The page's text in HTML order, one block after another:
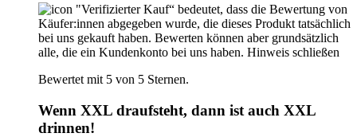
"Verifizierter Kauf“ bedeutet, dass die Bewertung von
Käufer:innen abgegeben wurde, die dieses Produkt tatsächlich
bei uns gekauft haben. Bewerten können aber grundsätzlich
alle, die ein Kundenkonto bei uns haben. Hinweis schließen
Bewertet mit 5 von 5 Sternen.
Wenn XXL draufsteht, dann ist auch XXL
drinnen!